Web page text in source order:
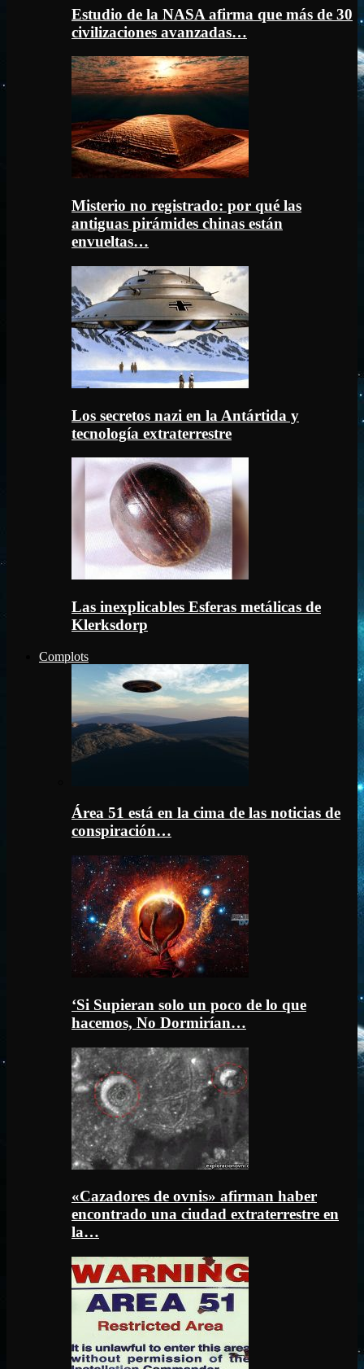
Estudio de la NASA afirma que más de 30
civilizaciones avanzadas…
Misterio no registrado: por qué las
antiguas pirámides chinas están
envueltas…
Los secretos nazi en la Antártida y
tecnología extraterrestre
Las inexplicables Esferas metálicas de
Klerksdorp
Complots
Área 51 está en la cima de las noticias de
conspiración…
‘Si Supieran solo un poco de lo que
hacemos, No Dormirían…
«Cazadores de ovnis» afirman haber
encontrado una ciudad extraterrestre en
la…